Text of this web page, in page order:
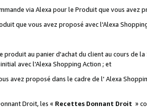
via Alexa pour le Produit que vous avez
que vous avez proposé avec l'Alexa
au panier d'achat du client au cours de
avec l'Alexa Shopping Action ; et
avez proposé dans le cadre de l' Alexa
Droit, les « Recettes Donnant Droit »